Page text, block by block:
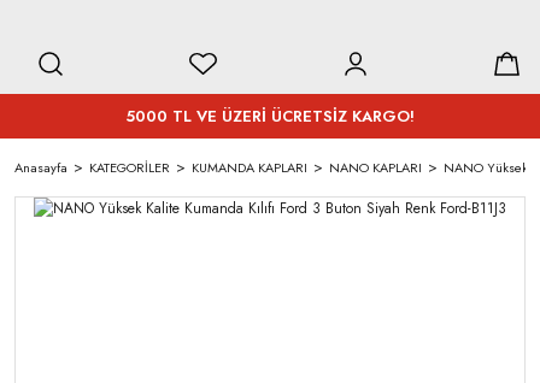
5000 TL VE ÜZERİ ÜCRETSİZ KARGO!
Anasayfa KATEGORİLER KUMANDA KAPLARI NANO KAPLARI NANO Yüksek